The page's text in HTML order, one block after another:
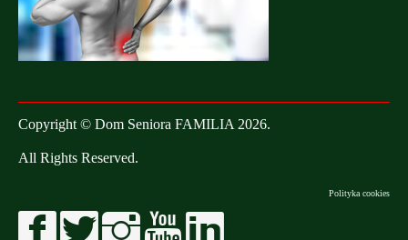
Copyright © Dom Seniora FAMILIA 2026.
All Rights Reserved.
Polityka cookies